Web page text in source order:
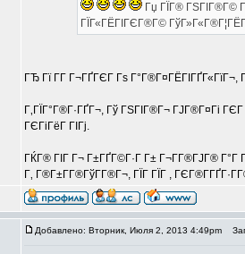
Гџ ГЇГ® ГЅГІГ®Г©
ГЇГ«ГЁГІГЄГ®Г©
ГЂ Гї Г­Г Г¬ГҐГЄГ Гѕ
Г‚ГЇГ°Г®Г·ГҐГ¬, Гў ГЅГІГ®Г¬ ГЈГ®Г¤Гі
ГЄГіГёГ ГІГј.
ГЌГ® ГІГ Г¬ Г±ГҐГ©Г·Г Г± Г¬Г­Г®ГЈГ® Г°Г
Г‚ Г®Г±Г­Г®ГўГ­Г®Г¬, ГЇГ ГЇГ ,
Добавлено: Вторник, Июля 2, 2013 4:49pm